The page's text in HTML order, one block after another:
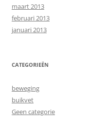
maart 2013
februari 2013
januari 2013
CATEGORIEËN
beweging
buikvet
Geen categorie